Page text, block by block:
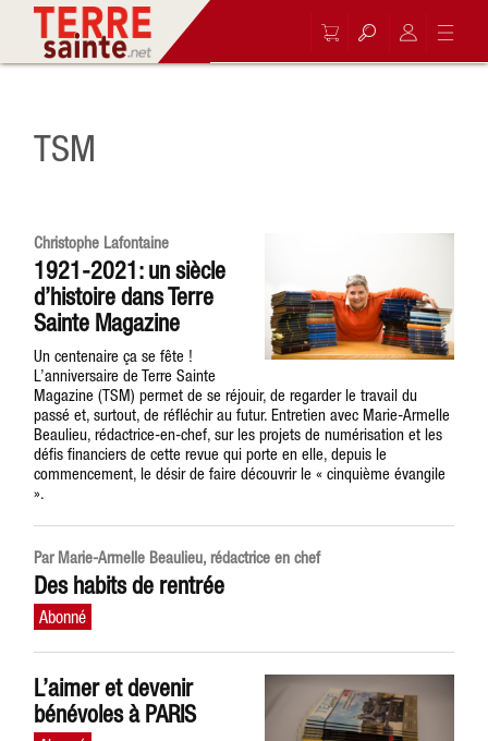
TSM
Christophe Lafontaine
1921-2021: un siècle
d’histoire dans Terre
Sainte Magazine
Un centenaire ça se fête !
L’anniversaire de Terre Sainte
Magazine (TSM) permet de se réjouir, de regarder le travail du
passé et, surtout, de réfléchir au futur. Entretien avec Marie-Armelle
Beaulieu, rédactrice-en-chef, sur les projets de numérisation et les
défis financiers de cette revue qui porte en elle, depuis le
commencement, le désir de faire découvrir le « cinquième évangile
».
Par Marie-Armelle Beaulieu, rédactrice en chef
Des habits de rentrée
L’aimer et devenir
bénévoles à PARIS